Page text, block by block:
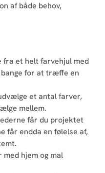
af både behov,
fra et helt farvehjul med
for at træffe en
et antal farver,
mellem.
får du projektet
får endda en følelse af,
hjem og mal